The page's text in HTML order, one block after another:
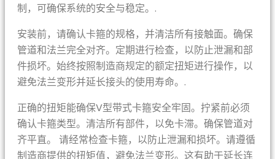
制，可确保系统的安全与稳定。.
安装前，请确认卡箍的规格，并清洁所有接触面。确保
管道和法兰完全对齐。定期进行检查，以防止泄漏和部
件损坏。始终按照制造商规定的额定扭矩进行操作，以
避免法兰变形并延长接头的使用寿命。.
正确的扭矩能确保V型带式卡箍安全牢固。拧紧前必须
确认卡箍类型。清洁所有部件，以免卡滞。确保管道对
齐平直。 请经常检查卡箍，以防止泄漏和损坏。请遵循
制造商提供的扭矩值，避免法兰变形。这有助于延长连